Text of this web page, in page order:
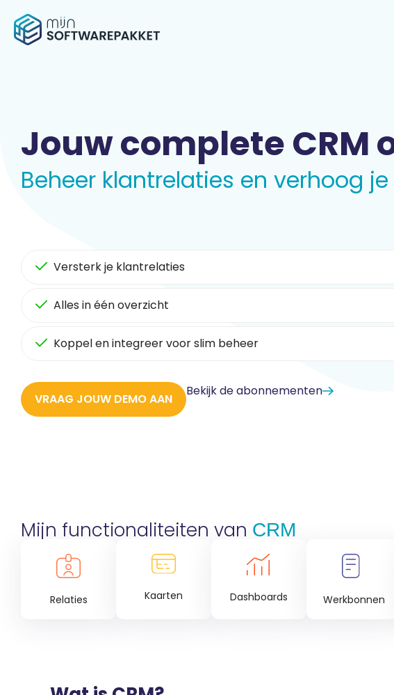
Jouw complete CRM
Beheer klantrelaties en verhoog
Versterk je klantrelaties
Alles in één overzicht
Koppel en integreer voor slim beheer
VRAAG JOUW DEMO AAN
Bekijk de abonnementen
Mijn functionaliteiten van CRM
Relaties Kaarten Dashboards Werkbonnen